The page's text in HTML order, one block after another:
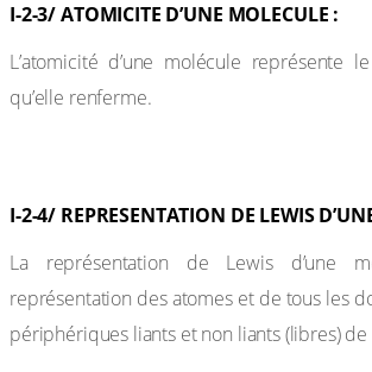
I-2-3/ ATOMICITE D’UNE MOLECULE :
L’atomicité d’une molécule représente
qu’elle renferme.
I-2-4/ REPRESENTATION DE LEWIS
La représentation de Lewis d’une
représentation des atomes et de tous les
périphériques liants et non liants (libres)